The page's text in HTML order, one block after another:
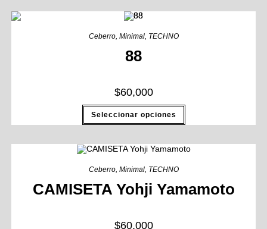
Ceberro, Minimal, TECHNO
88
$60,000
Seleccionar opciones
Ceberro, Minimal, TECHNO
CAMISETA Yohji Yamamoto
$60,000